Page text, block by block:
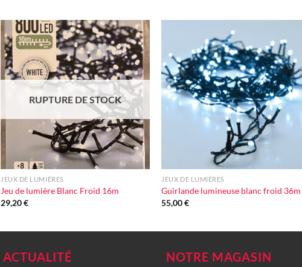
Ajouter
à la liste
d'envie
RUPTURE DE STOCK
JEUX DE LUMIÈRES
Jeu de lumière Blanc Froid 16m
29,20€
Ajouter
à la liste
d'envie
JEUX DE LUMIÈRES
Guirlande lumineuse blanc froid 36m
55,00€
ACTUALITÉ NOTRE MAGASIN